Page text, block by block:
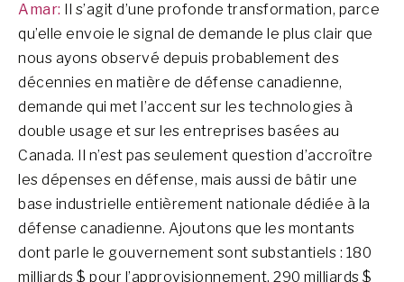
Amar: Il s’agit d’une profonde transformation, parce
qu’elle envoie le signal de demande le plus clair que
nous ayons observé depuis probablement des
décennies en matière de défense canadienne,
demande qui met l’accent sur les technologies à
double usage et sur les entreprises basées au
Canada. Il n’est pas seulement question d’accroître
les dépenses en défense, mais aussi de bâtir une
base industrielle entièrement nationale dédiée à la
défense canadienne. Ajoutons que les montants
dont parle le gouvernement sont substantiels : 180
milliards $ pour l’approvisionnement, 290 milliards $